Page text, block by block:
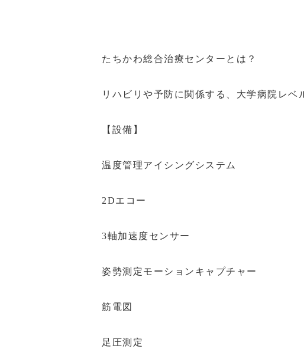
たちかわ総合治療センターとは？
リハビリや予防に関係する、大学病院レ
【設備】
温度管理アイシングシステム
2Dエコー
3軸加速度センサー
姿勢測定モーションキャプチャー
筋電図
足圧測定